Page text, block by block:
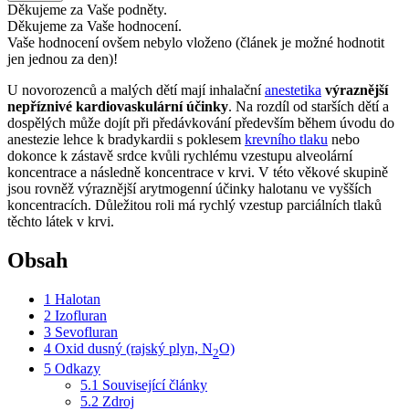
Děkujeme za Vaše podněty.
Děkujeme za Vaše hodnocení.
Vaše hodnocení ovšem nebylo vloženo (článek je možné hodnotit
jen jednou za den)!
U novorozenců a malých dětí mají inhalačníanestetika výraznější
nepříznivé kardiovaskulární účinky. Na rozdíl od starších dětí a
dospělých může dojít při předávkování především během úvodu do
anestezie lehce k bradykardii s poklesem krevního tlaku nebo
dokonce k zástavě srdce kvůli rychlému vzestupu alveolární
koncentrace a následně koncentrace v krvi. V této věkové skupině
jsou rovněž výraznější arytmogenní účinky halotanu ve vyšších
koncentracích. Důležitou roli má rychlý vzestup parciálních tlaků
těchto látek v krvi.
Obsah
1 Halotan
2 Izofluran
3 Sevofluran
4 Oxid dusný (rajský plyn, N2O)
5 Odkazy
5.1 Související články
5.2 Zdroj